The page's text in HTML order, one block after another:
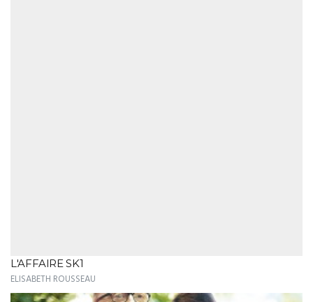
L'AFFAIRE SK1
ELISABETH ROUSSEAU